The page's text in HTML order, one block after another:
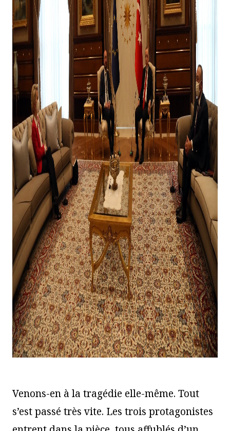
Venons-en à la tragédie elle-même. Tout
s’est passé très vite. Les trois protagonistes